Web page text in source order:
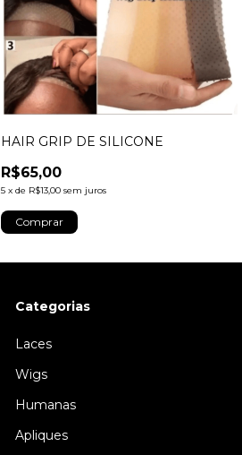
HAIR GRIP DE SILICONE
R$65,00
5 x de R$13,00 sem juros
Categorias
Laces
Wigs
Humanas
Apliques